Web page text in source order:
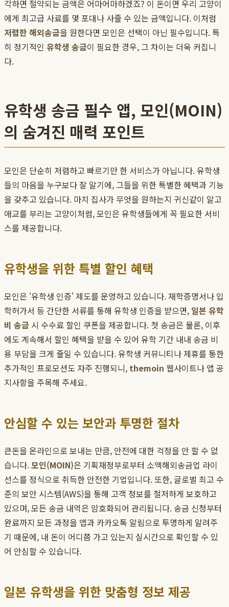
각하면 절약되는 금액은 어마어마하겠죠? 이 돈이면 우리 고양이
에게 최고급 사료를 몇 포대나 사줄 수 있는 금액입니다. 이처럼
저렴한 해외송금을 원한다면 모인은 선택이 아닌 필수입니다. 특
히 정기적인 유학생 송금이 필요한 경우, 그 차이는 더욱 커집니
다.
유학생 송금 필수 앱, 모인(MOIN)
의 숨겨진 매력 포인트
모인은 단순히 저렴하고 빠르기만 한 서비스가 아닙니다. 유학생
들의 마음을 누구보다 잘 알기에, 그들을 위한 특별한 혜택과 기능
을 갖추고 있습니다. 마치 집사가 무엇을 원하는지 귀신같이 알고
애교를 부리는 고양이처럼, 모인은 유학생들에게 꼭 필요한 서비
스를 제공합니다.
유학생을 위한 특별 할인 혜택
모인은 '유학생 인증' 제도를 운영하고 있습니다. 재학증명서나 입
학허가서 등 간단한 서류를 통해 유학생 인증을 받으면, 일본 유학
비 송금 시 수수료 할인 쿠폰을 제공합니다. 첫 송금은 물론, 이후
에도 계속해서 할인 혜택을 받을 수 있어 유학 기간 내내 송금 비
용 부담을 크게 줄일 수 있습니다. 유학생 커뮤니티나 제휴를 통한
추가적인 프로모션도 자주 진행되니, themoin 웹사이트나 앱 공
지사항을 주목해 주세요.
안심할 수 있는 보안과 투명한 절차
큰돈을 온라인으로 보내는 만큼, 안전에 대한 걱정을 안 할 수 없
습니다.모인(MOIN)은 기획재정부로부터 소액해외송금업 라이
선스를 정식으로 취득한 안전한 기업입니다. 또한, 글로벌 최고 수
준의 보안 시스템(AWS)을 통해 고객 정보를 철저하게 보호하고
있으며, 모든 송금 내역은 암호화되어 관리됩니다. 송금 신청부터
완료까지 모든 과정을 앱과 카카오톡 알림으로 투명하게 알려주
기 때문에, 내 돈이 어디쯤 가고 있는지 실시간으로 확인할 수 있
어 안심할 수 있습니다.
일본 유학생을 위한 맞춤형 정보 제공